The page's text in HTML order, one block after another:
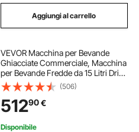
Aggiungi al carrello
VEVOR Macchina per Bevande
Ghiacciate Commerciale, Macchina
per Bevande Fredde da 15 Litri Drink
Frullati Margarita in Acciaio Inox,
Frullatore per Slush per Feste
Ristoranti, Caffetterie, Bar
(506)
51290€
Disponibile